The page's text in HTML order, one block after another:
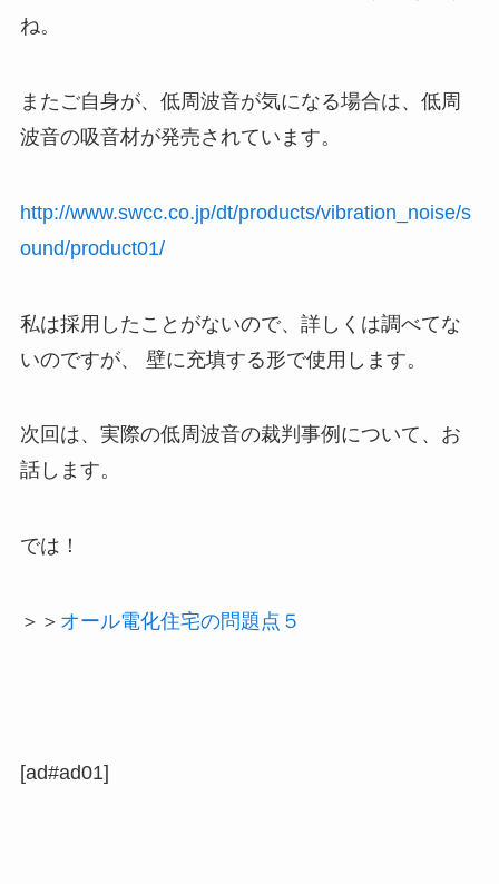
ね。
またご自身が、低周波音が気になる場合は、低周
波音の吸音材が発売されています。
http://www.swcc.co.jp/dt/products/vibration_noise/s
ound/product01/
私は採用したことがないので、詳しくは調べてな
いのですが、 壁に充填する形で使用します。
次回は、実際の低周波音の裁判事例について、お
話します。
では！
＞＞ オール電化住宅の問題点５
[ad#ad01]